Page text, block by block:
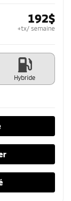
192$
+tx/ semaine
Hybride